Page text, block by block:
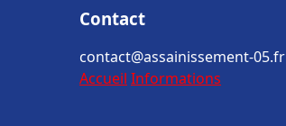
Contact
contact@assainissement-05.fr
Accueil Informations